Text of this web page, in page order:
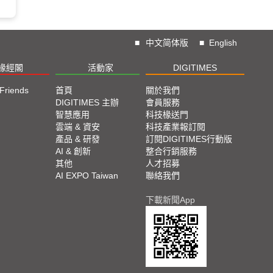
■ 中文简体版 ■ English
經閣 活動家 DIGITIMES
首頁
DIGITIMES 主辦
智慧應用
雲端 & 資安
產品 & 研發
AI & 創新
其他
AI EXPO Taiwan
關於我們
會員服務
科技椽送門
科技產業報訂閱
訂閱DIGITIMES行動版
整合行銷服務
人才招募
聯絡我們
下載新聞App